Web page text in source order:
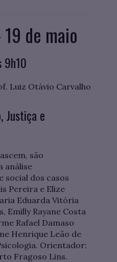
de maio
9h10
Luiz Otávio Carvalho
Justiça e
são
análise
social dos casos
Pereira e Elize
Eduarda Vitória
Emilly Rayane Costa
Rafael Damaso
Henrique Leão de
Orientador:
Fragoso Lins.